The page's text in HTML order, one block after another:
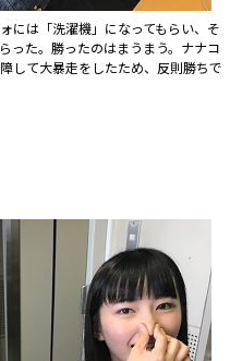
には「洗濯機」になってもらい、そ
った。勝ったのはまうまう。ナナコ
して大暴走をしたため、反則勝ちで